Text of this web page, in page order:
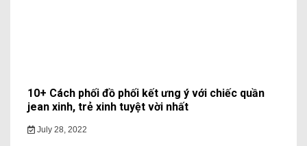
10+ Cách phối đồ phối kết ưng ý với chiếc quần
jean xinh, trẻ xinh tuyệt vời nhất
July 28, 2022